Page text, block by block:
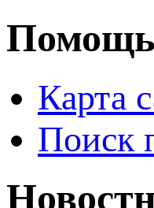
Помощь
Карта
Поиск